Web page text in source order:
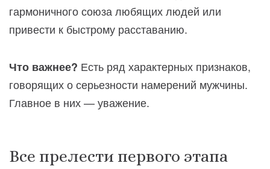
гармоничного союза любящих людей или
привести к быстрому расставанию.
Что важнее? Есть ряд характерных признаков,
говорящих о серьезности намерений мужчины.
Главное в них — уважение.
Все прелести первого этапа